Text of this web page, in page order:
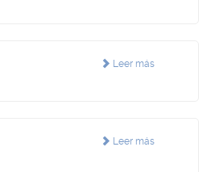
Leer más
Leer más